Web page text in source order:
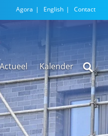
Agora English Contact
Actueel Kalender